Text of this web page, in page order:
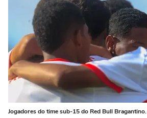
Jogadores do time sub-15 do Red Bull Bragantino.